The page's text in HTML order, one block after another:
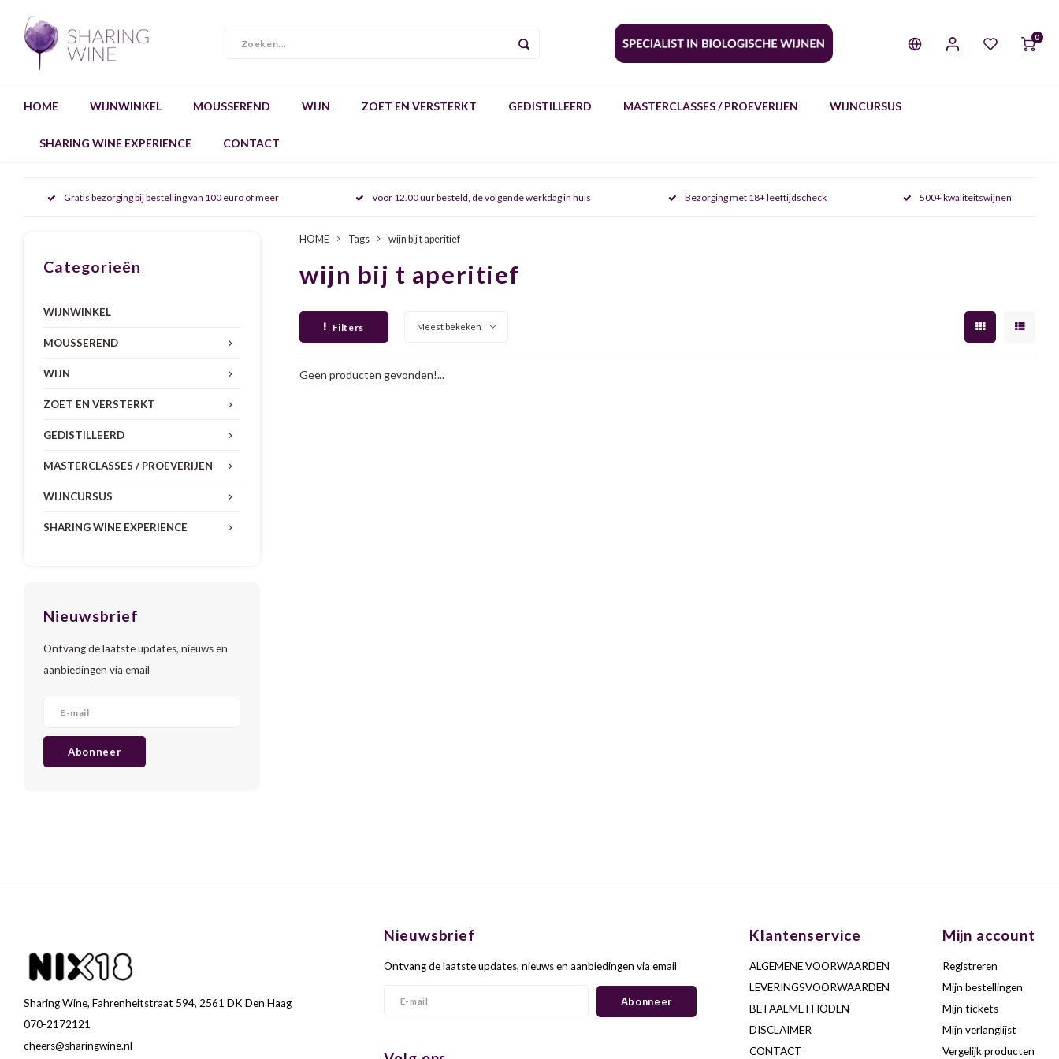
0
HOME WIJNWINKEL MOUSSEREND WIJN ZOET EN VERSTERKT GEDISTILLEERD MASTERCLASSES / PROEVERIJEN WIJNCURSUS
SHARING WINE EXPERIENCE CONTACT
Gratis bezorging bij bestelling van 100 euro of meer Voor 12.00 uur besteld, de volgende werkdag in huis Bezorging met 18+ leeftijdscheck 500+ kwaliteitswijnen
Categorieën
WIJNWINKEL
MOUSSEREND
WIJN
ZOET EN VERSTERKT
GEDISTILLEERD
MASTERCLASSES / PROEVERIJEN
WIJNCURSUS
SHARING WINE EXPERIENCE
Nieuwsbrief
Ontvang de laatste updates, nieuws en
aanbiedingen via email
Abonneer
HOME Tags wijn bij t aperitief
wijn bij t aperitief
Filters Meest bekeken
Geen producten gevonden!...
Sharing Wine, Fahrenheitstraat 594, 2561 DK Den Haag
070-2172121
cheers@sharingwine.nl
Nieuwsbrief
Ontvang de laatste updates, nieuws en aanbiedingen via email
Abonneer
Klantenservice
ALGEMENE VOORWAARDEN
LEVERINGSVOORWAARDEN
BETAALMETHODEN
DISCLAIMER
CONTACT
Mijn account
Registreren
Mijn bestellingen
Mijn tickets
Mijn verlanglijst
Vergelijk producten